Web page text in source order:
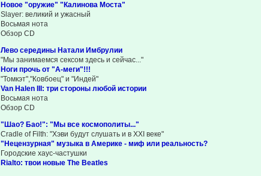
Новое "оружие" "Калинова Моста"
Slayer: великий и ужасный
Восьмая нота
Обзор CD
Лево середины Натали Имбрулии
"Мы занимаемся сексом здесь и сейчас..."
Ноги прочь от "А-меги"!!!
"Томкэт","Ковбоец" и "Индей"
Van Halen III: три стороны любой истории
Восьмая нота
Обзор CD
"Шао? Бао!": "Мы все космополиты..."
Cradle of Filth: "Хэви будут слушать и в ХХI веке"
"Нецензурная" музыка в Америке - миф или реальность?
Городские хаус-частушки
Rialto: твои новые The Beatles